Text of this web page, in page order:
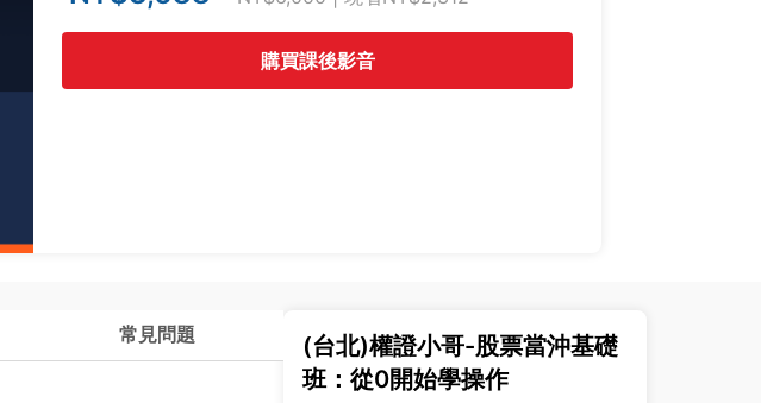
購買課後影音
常見問題
(台北)權證小哥-股票當沖基礎
班：從0開始學操作